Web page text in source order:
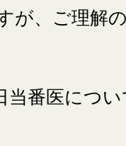
が、ご理解
当番医につい